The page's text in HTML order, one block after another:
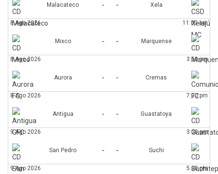
Malacateco - - Xela
8 Ago 2026 11:00 am
Mixco - - Marquense
8 Ago 2026 3:00 pm
Aurora - - Cremas
8 Ago 2026 7:00 pm
Antigua - - Guastatoya
9 Ago 2026 3:00 pm
San Pedro - - Suchi
9 Ago 2026 5:00 pm